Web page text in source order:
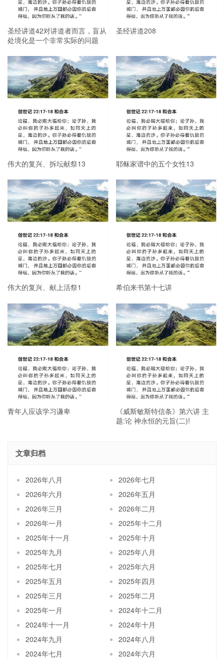
圣经讲道42对讲道者而言，盲从
处境化是一个非常实际的问题
圣经讲道208
伟大的复兴、拆坛献祭13 耶稣家谱中的五个女性13
伟大的复兴、献上活祭1 希伯来书第十七讲
青年人应该学习谦卑
《威斯敏斯特信条》第六讲 主
题:论 神永恒的元旨(二)!
文章归档
2026年八月
2026年七月
2026年六月
2026年五月
2026年三月
2026年二月
2026年一月
2025年十二月
2025年十一月
2025年十月
2025年九月
2025年八月
2025年七月
2025年六月
2025年五月
2025年四月
2025年三月
2025年二月
2025年一月
2024年十二月
2024年十一月
2024年十月
2024年九月
2024年八月
2024年七月
2024年六月